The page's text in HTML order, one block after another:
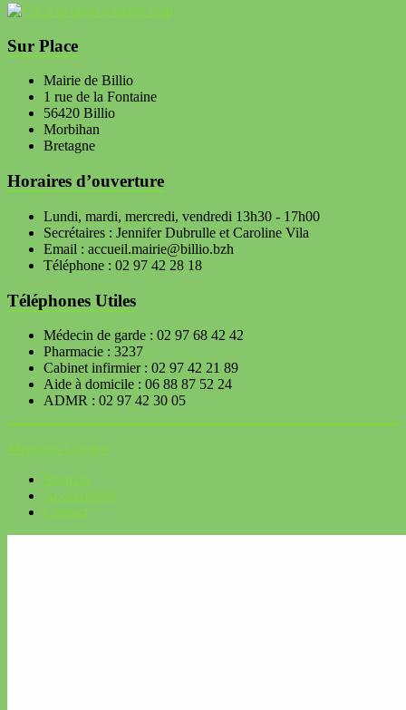
Sur Place
Mairie de Billio
1 rue de la Fontaine
56420 Billio
Morbihan
Bretagne
Horaires d’ouverture
Lundi, mardi, mercredi, vendredi 13h30 - 17h00
Secrétaires : Jennifer Dubrulle et Caroline Vila
Email : accueil.mairie@billio.bzh
Téléphone : 02 97 42 28 18
Téléphones Utiles
Médecin de garde : 02 97 68 42 42
Pharmacie : 3237
Cabinet infirmier : 02 97 42 21 89
Aide à domicile : 06 88 87 52 24
ADMR : 02 97 42 30 05
Mentions Légales
Sitemap
Accessibilité
Contact